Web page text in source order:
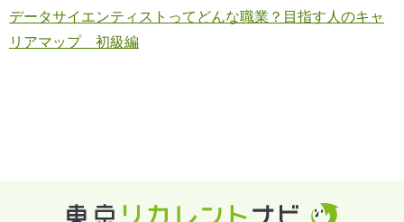
データサイエンティストってどんな職業？目指す人のキャ
リアマップ 初級編